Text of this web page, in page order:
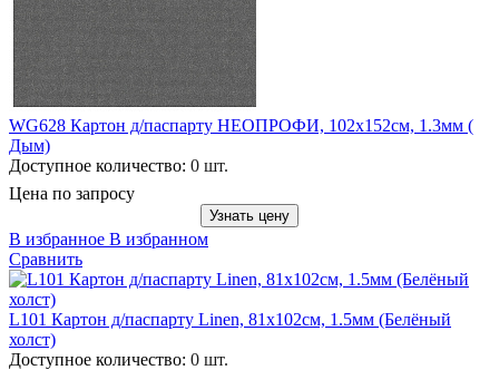
WG628 Картон д/паспарту НЕОПРОФИ, 102x152см, 1.3мм (
Дым)
Доступное количество: 0 шт.
Цена по запросу
Узнать цену
В избранное В избранном
Сравнить
L101 Картон д/паспарту Linen, 81x102см, 1.5мм (Белёный
холст)
Доступное количество: 0 шт.